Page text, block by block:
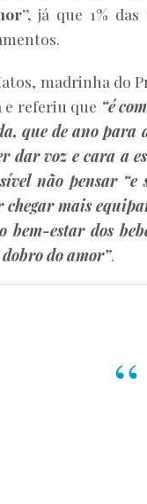
já que 1%
madrinha do
referiu que “é
que de ano
dar voz e cara a
não pensar “e
mais
bem-estar dos
do amor”.